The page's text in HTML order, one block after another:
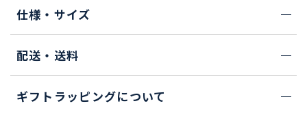
仕様・サイズ
配送・送料
ギフトラッピングについて